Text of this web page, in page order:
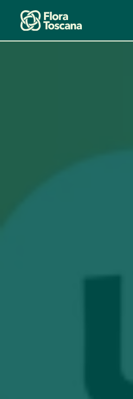
Skip to main content